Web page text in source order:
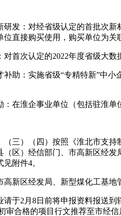
研发：对经省级认定的首批次
位直接购买使用，购买单位为
对首次认定的2022年度省级大
补助：实施省级“专精特新”中
：在淮企事业单位（包括驻淮
（三）（四）按照《淮北市支
（区）经信部门、市高新区经
附件4。
高新区经发局、新型煤化工基
请于2月8日前将申报资料报送
审合格的项目行文推荐至市经